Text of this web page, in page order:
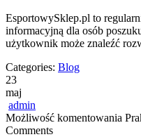
EsportowySklep.pl to
informacyjną dla osób
użytkownik może znaleźć
Categories: Blog
23
maj
admin
Możliwość komentowania
Comments